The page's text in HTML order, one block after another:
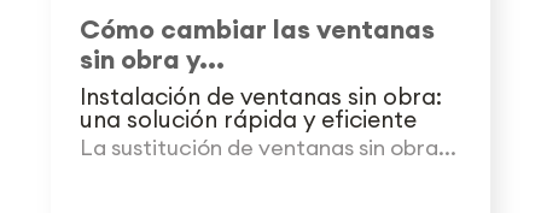
Cómo cambiar las ventanas
sin obra y...
Instalación de ventanas sin obra:
una solución rápida y eficiente
La sustitución de ventanas sin obra...